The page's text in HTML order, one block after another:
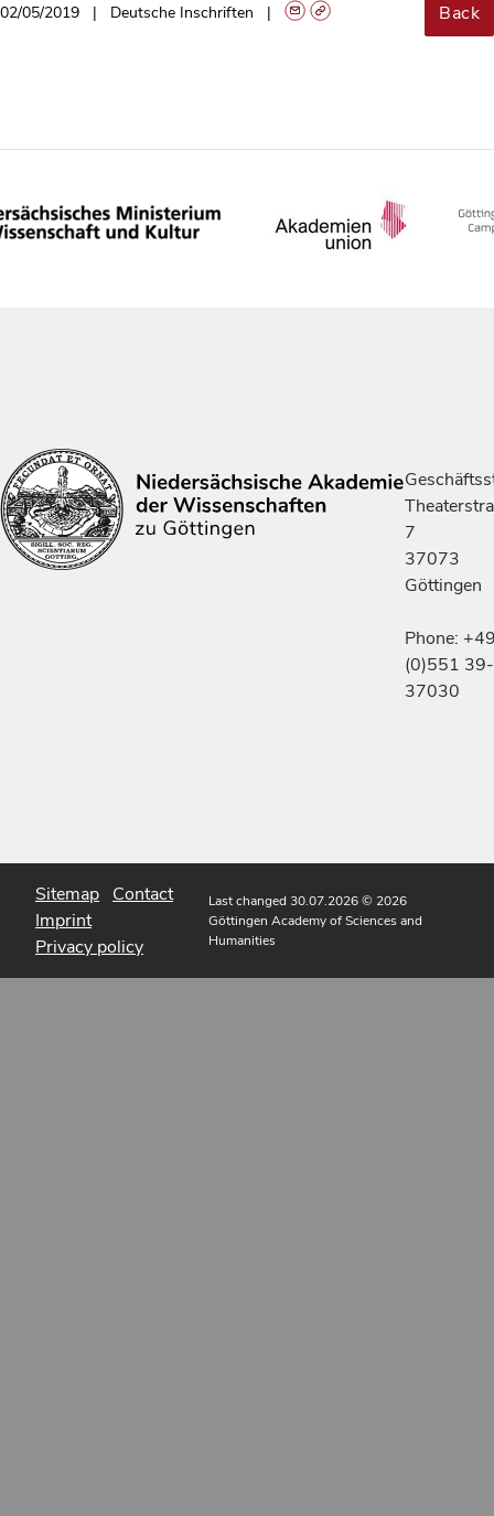
02/05/2019 Deutsche Inschriften Back
7
37073
Göttingen
Phone:
(0)551 39-
37030
Sitemap Contact
Imprint
Privacy policy
Last changed 30.07.2026© 2026
Göttingen Academy of Sciences and
Humanities